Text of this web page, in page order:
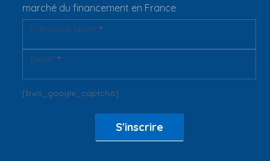
marché du financement en France
Newsletter
Prénom & Nom**
Email**
[bws_google_captcha]
S'inscrire